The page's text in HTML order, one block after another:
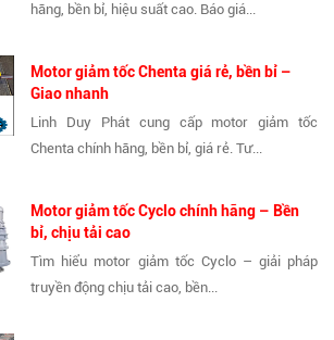
hãng, bền bỉ, hiệu suất cao. Báo giá...
Motor giảm tốc Chenta giá rẻ, bền bỉ –
Giao nhanh
Linh Duy Phát cung cấp motor giảm tốc
Chenta chính hãng, bền bỉ, giá rẻ. Tư...
Motor giảm tốc Cyclo chính hãng – Bền
bỉ, chịu tải cao
Tìm hiểu motor giảm tốc Cyclo – giải pháp
truyền động chịu tải cao, bền...